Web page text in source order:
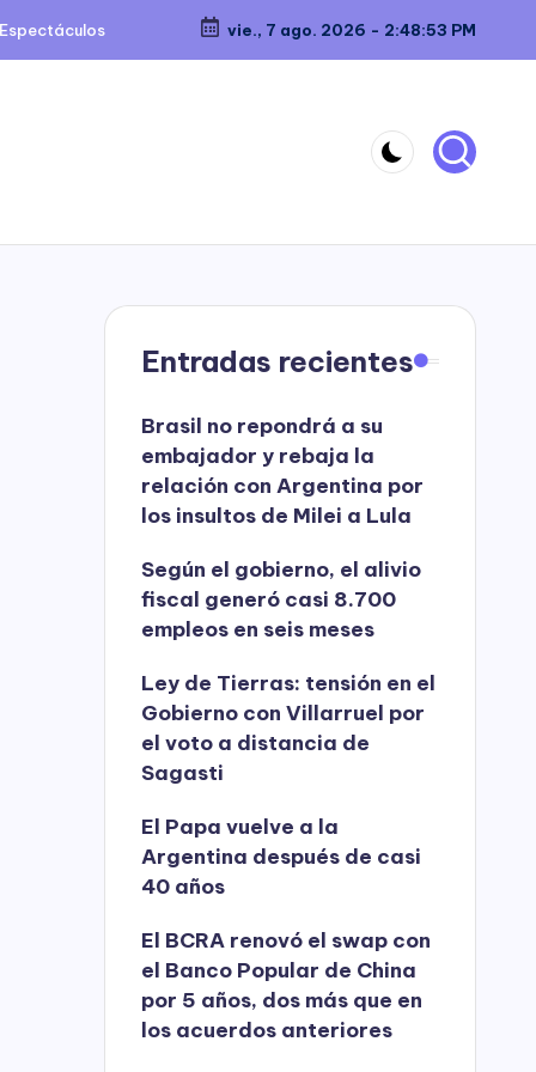
Espectáculos vie., 7 ago. 2026 - 2:48:54 PM
Entradas recientes
Brasil no repondrá a su
embajador y rebaja la
relación con Argentina por
los insultos de Milei a Lula
Según el gobierno, el alivio
fiscal generó casi 8.700
empleos en seis meses
Ley de Tierras: tensión en el
Gobierno con Villarruel por
el voto a distancia de
Sagasti
El Papa vuelve a la
Argentina después de casi
40 años
El BCRA renovó el swap con
el Banco Popular de China
por 5 años, dos más que en
los acuerdos anteriores